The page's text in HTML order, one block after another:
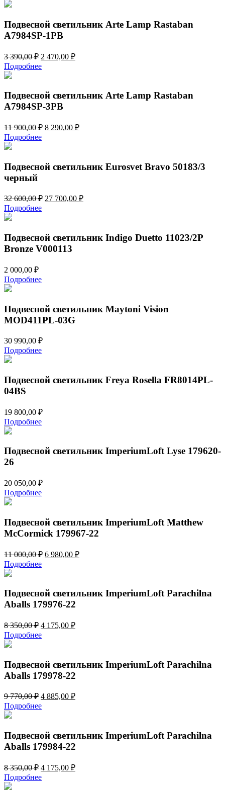
Подвесной светильник Arte Lamp Rastaban
A7984SP-1PB
3 390,00₽ Первоначальная
цена
составляла
390,00 ₽.
2 470,00 ₽Текущая
Подробнее
Подвесной светильник Arte Lamp Rastaban
A7984SP-3PB
11 900,00₽ Первоначальная
900,00 ₽.
8 290,00 ₽Текущая
Подробнее
Подвесной светильник Eurosvet Bravo 50183/3
черный
32 600,00₽ Первоначальная
600,00 ₽.
27 700,00 ₽Текущая
Подробнее
Подвесной светильник Indigo Duetto 11023/2P
Bronze V000113
2 000,00 ₽
Подробнее
Подвесной светильник Maytoni Vision
MOD411PL-03G
30 990,00 ₽
Подробнее
Подвесной светильник Freya Rosella FR8014PL-
04BS
19 800,00 ₽
Подробнее
Подвесной светильник ImperiumLoft Lyse 179620-
26
20 050,00 ₽
Подробнее
Подвесной светильник ImperiumLoft Matthew
McCormick 179967-22
11 000,00₽ Первоначальная
000,00 ₽.
6 980,00 ₽Текущая
Подробнее
Подвесной светильник ImperiumLoft Parachilna
Aballs 179976-22
8 350,00₽ Первоначальная
цена
составляла
350,00 ₽.
4 175,00 ₽Текущая
Подробнее
Подвесной светильник ImperiumLoft Parachilna
Aballs 179978-22
9 770,00₽ Первоначальная
цена
составляла
770,00 ₽.
4 885,00 ₽Текущая
Подробнее
Подвесной светильник ImperiumLoft Parachilna
Aballs 179984-22
8 350,00₽ Первоначальная
цена
составляла
4 175,00 ₽Текущая
Подробнее